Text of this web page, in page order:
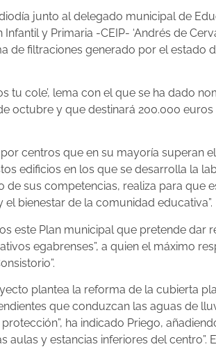
junto al delegado municipal de
y Primaria -CEIP- ‘Andrés de
filtraciones generado por el estado
tu cole’, lema con el que se ha dado
octubre y que destinará 200.000
centros que en su mayoría superan
edificios en los que se desarrolla la
de sus competencias, realiza para que
bienestar de la comunidad educativa”.
este Plan municipal que pretende dar
egabrenses”, a quien el máximo
plantea la reforma de la cubierta
que conduzcan las aguas de
ha indicado Priego,
y estancias inferiores del